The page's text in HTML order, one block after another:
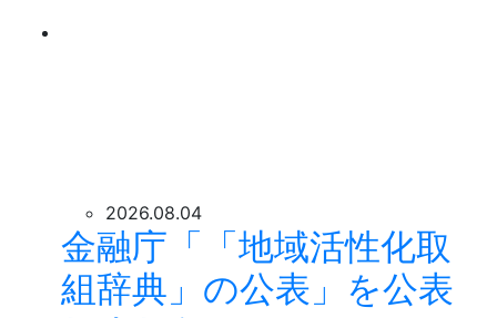
2026.08.04
金融庁「「地域活性化取
組辞典」の公表」を公表